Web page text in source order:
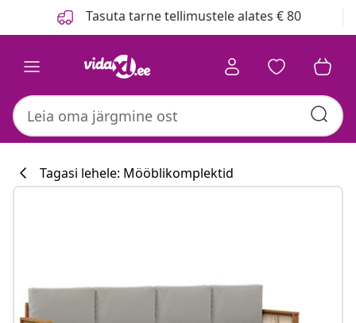
Tasuta tarne tellimustele alates € 80
Tagasi lehele: Mööblikomplektid